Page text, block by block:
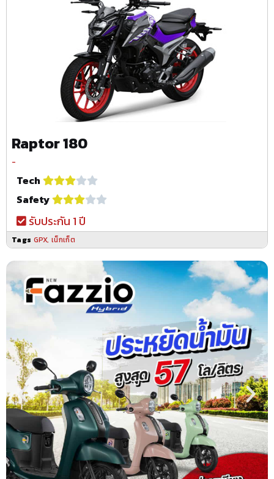
Raptor 180
-
Tech
Safety
รับประกัน 1 ปี
Tags GPX,เน็กเก็ต